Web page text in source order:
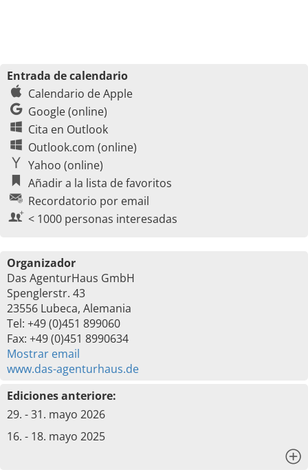
Entrada de calendario
Calendario de Apple
Google (online)
Cita en Outlook
Outlook.com (online)
Yahoo (online)
Añadir a la lista de favoritos
Recordatorio por email
< 1000 personas interesadas
Organizador
Das AgenturHaus GmbH
Spenglerstr. 43
23556 Lubeca, Alemania
Tel: +49 (0)451 899060
Fax: +49 (0)451 8990634
Mostrar email
www.das-agenturhaus.de
Ediciones anteriore:
29. - 31. mayo 2026
16. - 18. mayo 2025